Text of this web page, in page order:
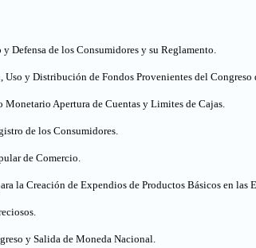
Defensa de los Consumidores y su Reglamento.
y Distribución de Fondos Provenientes del Congreso
Monetario Apertura de Cuentas y Limites de Cajas.
de los Consumidores.
de Comercio.
la Creación de Expendios de Productos Básicos en las
.
y Salida de Moneda Nacional.